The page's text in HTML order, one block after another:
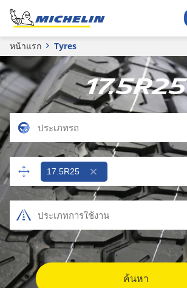
หน้าแรก Tyres
17.5R25
17.5R25
ค้นหา